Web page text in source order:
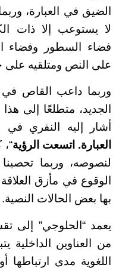
الضيق في العبارة،
لا يستوعب إلا ذات
فضاء السطور وفضاء
على النص ومتلقيه على
وربما داعب القاص في
الجديد، متطلعًا إلى
أشار إليه النفري في
العبارة. اتسعت الرؤية
لنصوصه، وربما
الوقوع في مأزق
بها بعض الحالات النصية.
يعمد “الحلوجي” إلى
من العناوين الداخلية
اللغوية مدى ارتباطها